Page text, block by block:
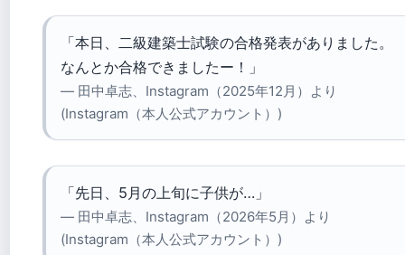
「本日、二級建築士試験の合格発表がありました。
なんとか合格できましたー！」
— 田中卓志、Instagram（2025年12月）より
(Instagram（本人公式アカウント）)
「先日、5月の上旬に子供が…」
— 田中卓志、Instagram（2026年5月）より
(Instagram（本人公式アカウント）)